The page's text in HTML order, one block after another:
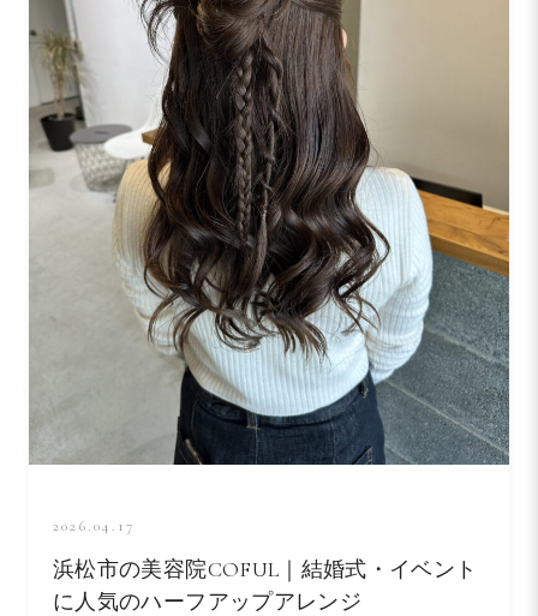
2026.04.17
浜松市の美容院COFUL｜結婚式・イベント
に人気のハーフアップアレンジ